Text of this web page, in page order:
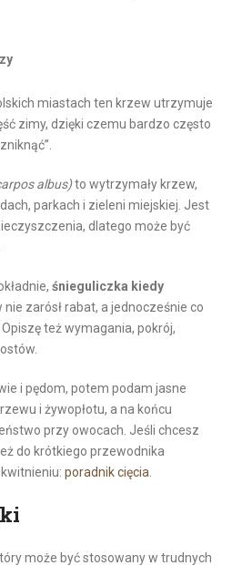
miastach ten krzew utrzymuje
zimy, dzięki czemu bardzo często
albus)to wytrzymały krzew,
parkach i zieleni miejskiej. Jest
dlatego może być
śnieguliczka kiedy
nie zarósł rabat, a jednocześnie co
też wymagania, pokrój,
i pędom, potem podam jasne
i żywopłotu, a na końcu
przy owocach. Jeśli chcesz
do krótkiego przewodnika
poradnik cięcia.
może być stosowany w trudnych